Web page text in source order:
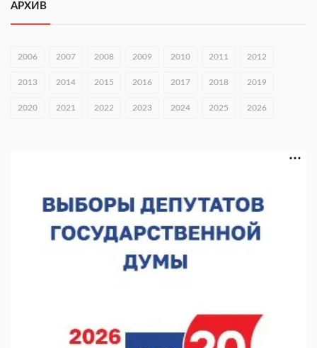
раза
06.08.2026 15:26
Видели ночь, бежали всю ночь... На Нижневолжской
набережной прошел необычный забег
Нижегородские хирурги выполнили трансоральную
АРХИВ
2006 2007 2008 2009 2010 2011 2012
2013 2014 2015 2016 2017 2018 2019
2020 2021 2022 2023 2024 2025 2026